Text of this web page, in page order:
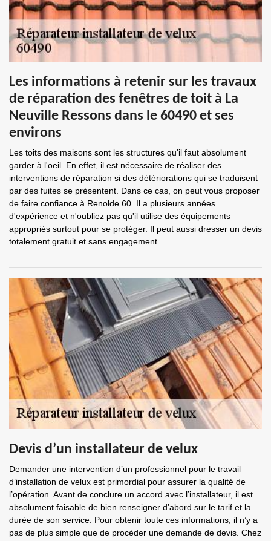
Les informations à retenir sur les travaux
de réparation des fenêtres de toit à La
Neuville Ressons dans le 60490 et ses
environs
Les toits des maisons sont les structures qu'il faut absolument
garder à l'oeil. En effet, il est nécessaire de réaliser des
interventions de réparation si des détériorations qui se traduisent
par des fuites se présentent. Dans ce cas, on peut vous proposer
de faire confiance à Renolde 60. Il a plusieurs années
d'expérience et n'oubliez pas qu'il utilise des équipements
appropriés surtout pour se protéger. Il peut aussi dresser un devis
totalement gratuit et sans engagement.
Devis d’un installateur de velux
Demander une intervention d’un professionnel pour le travail
d’installation de velux est primordial pour assurer la qualité de
l’opération. Avant de conclure un accord avec l’installateur, il est
absolument faisable de bien renseigner d’abord sur le tarif et la
durée de son service. Pour obtenir toute ces informations, il n’y a
pas de plus simple que de procéder une demande de devis. Chez